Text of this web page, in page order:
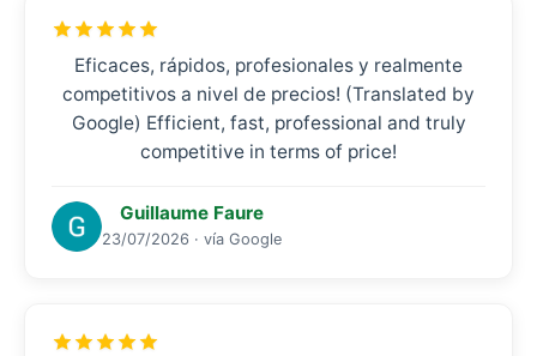
Eficaces, rápidos, profesionales y realmente
competitivos a nivel de precios! (Translated by
Google) Efficient, fast, professional and truly
competitive in terms of price!
Guillaume Faure
23/07/2026 · vía Google